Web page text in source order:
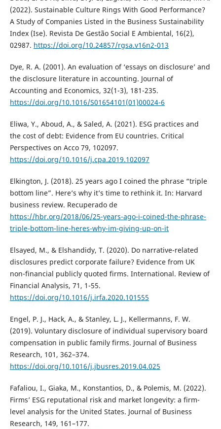
(2022). Sustainable Culture Rings With Good Performance?
A Study of Companies Listed in the Business Sustainability
Index (Ise). Revista De Gestão Social E Ambiental, 16(2),
02987. https://doi.org/10.24857/rgsa.v16n2-013
Dye, R. A. (2001). An evaluation of ‘essays on disclosure’ and
the disclosure literature in accounting. Journal of
Accounting and Economics, 32(1-3), 181-235.
https://doi.org/10.1016/S01654101(01)00024-6
Eliwa, Y., Aboud, A., & Saled, A. (2021). ESG practices and
the cost of debt: Evidence from EU countries. Critical
Perspectives on Acco 79, 102097.
https://doi.org/10.1016/j.cpa.2019.102097
Elkington, J. (2018). 25 years ago I coined the phrase “triple
bottom line”. Here’s why it’s time to rethink it. In: Harvard
business review. Recuperado de
https://hbr.org/2018/06/25-years-ago-i-coined-the-phrase-
triple-bottom-line-heres-why-im-giving-up-on-it
Elsayed, M., & Elshandidy, T. (2020). Do narrative-related
disclosures predict corporate failure? Evidence from UK
non-financial publicly quoted firms. International. Review of
Financial Analysis, 71, 1-55.
https://doi.org/10.1016/j.irfa.2020.101555
Engel, P. J., Hack, A., & Stanley, L. J., Kellermanns, F. W.
(2019). Voluntary disclosure of individual supervisory board
compensation in public family firms. Journal of Business
Research, 101, 362–374.
https://doi.org/10.1016/j.jbusres.2019.04.025
Fafaliou, I., Giaka, M., Konstantios, D., & Polemis, M. (2022).
Firms’ ESG reputational risk and market longevity: a firm-
level analysis for the United States. Journal of Business
Research, 149, 161–177.